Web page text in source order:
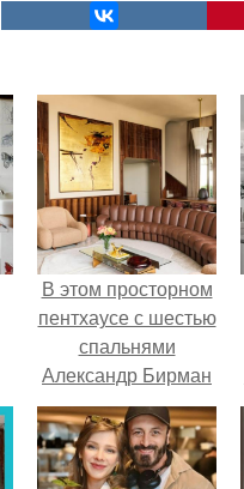
В этом просторном
пентхаусе с шестью
спальнями
Александр Бирман
живет со своей
семьей.